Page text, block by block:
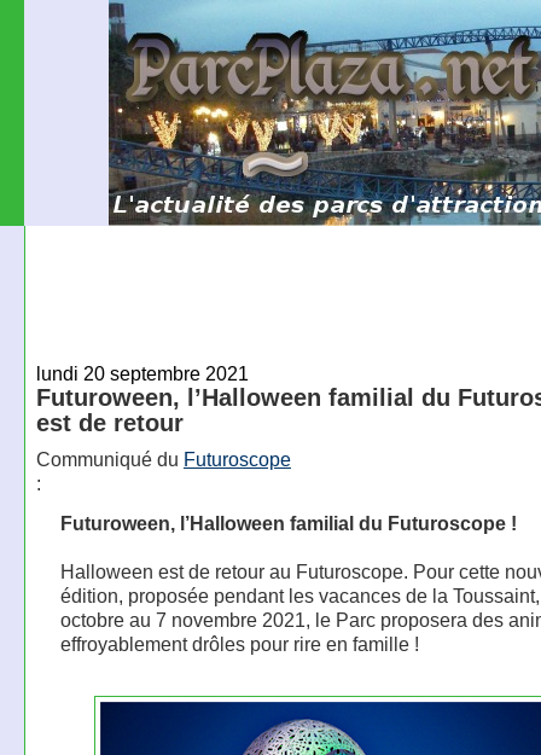
lundi 20 septembre 2021
Futuroween, l’Halloween familial du
est de retour
Communiqué du Futuroscope
:
Futuroween, l’Halloween familial du Futuroscope !
Halloween est de retour au Futuroscope. Pour cette
édition, proposée pendant les vacances de la
octobre au 7 novembre 2021, le Parc proposera des
effroyablement drôles pour rire en famille !